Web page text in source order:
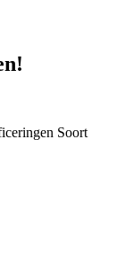
Soort